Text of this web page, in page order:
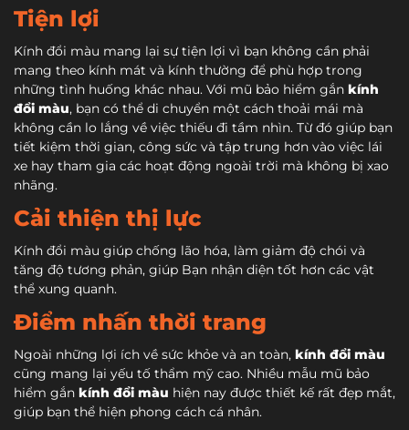
Tiện lợi
Kính đổi màu mang lại sự tiện lợi vì bạn không cần phải
mang theo kính mát và kính thường để phù hợp trong
những tình huống khác nhau. Với mũ bảo hiểm gắn kính
đổi màu, bạn có thể di chuyển một cách thoải mái mà
không cần lo lắng về việc thiếu đi tầm nhìn. Từ đó giúp bạn
tiết kiệm thời gian, công sức và tập trung hơn vào việc lái
xe hay tham gia các hoạt động ngoài trời mà không bị xao
nhãng.
Cải thiện thị lực
Kính đổi màu giúp chống lão hóa, làm giảm độ chói và
tăng độ tương phản, giúp Bạn nhận diện tốt hơn các vật
thể xung quanh.
Điểm nhấn thời trang
Ngoài những lợi ích về sức khỏe và an toàn, kính đổi màu
cũng mang lại yếu tố thẩm mỹ cao. Nhiều mẫu mũ bảo
hiểm gắn kính đổi màu hiện nay được thiết kế rất đẹp mắt,
giúp bạn thể hiện phong cách cá nhân.